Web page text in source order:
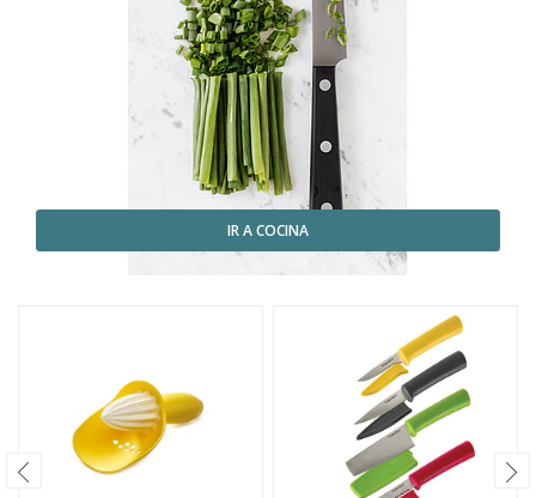
IR A COCINA